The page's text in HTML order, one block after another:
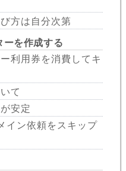
方は自分次第
を作成する
利用券を消費してキ
て
安定
イン依頼をスキップ